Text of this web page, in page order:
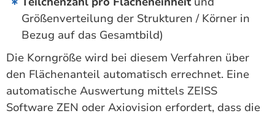
Größenverteilung der Strukturen / Körner in
Bezug auf das Gesamtbild)
Die Korngröße wird bei diesem Verfahren über
den Flächenanteil automatisch errechnet. Eine
automatische Auswertung mittels ZEISS 
Software ZEN oder Axiovision erfordert, dass die